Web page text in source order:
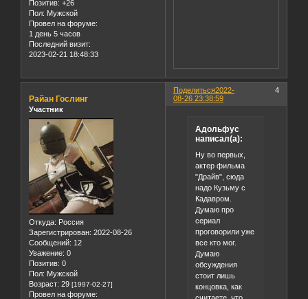
Позитив: +26
Пол: Мужской
Провел на форуме:
1 день 5 часов
Последний визит:
2023-02-21 18:48:33
Поделиться 4
2022-
08-26 23:38:59
Райан Гослинг
Участник
Откуда: Россия
Зарегистрирован: 2022-08-26
Сообщений: 12
Уважение: 0
Позитив: 0
Пол: Мужской
Возраст: 29 [1997-02-27]
Провел на форуме:
Адольфус
написал(а):
Ну во первых,
актер фильма
"Драйв", сюда
надо Кузьму с
Кадавром.
Думаю про
сериал
проговорили уже
все кто мог.
Думаю
обсуждения
стоит лишь
концовка, как